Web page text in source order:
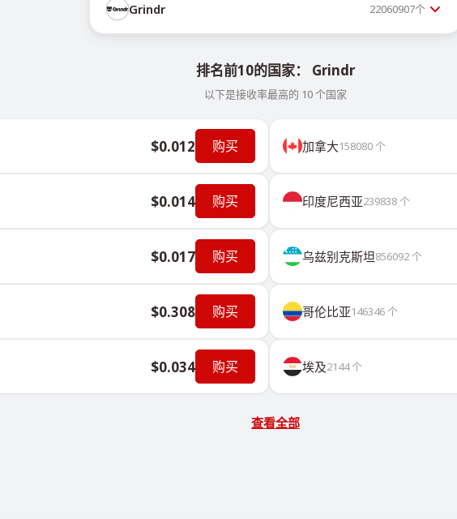
Grindr 22060907个
排名前10的国家： Grindr
以下是接收率最高的 10 个国家
$0.012 购买 加拿大158080个
$0.014 购买 印度尼西亚239838个
$0.017 购买 乌兹别克斯坦856092个
$0.308 购买 哥伦比亚146346个
$0.034 购买 埃及2144个
查看全部